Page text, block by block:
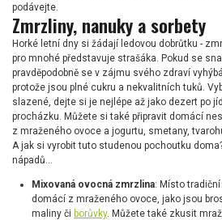
podávejte.
Zmrzliny, nanuky a sorbety
Horké letní dny si žádají ledovou dobrůtku -
pro mnohé představuje strašáka. Pokud se
pravděpodobně se v zájmu svého zdraví
protože jsou plné cukru a nekvalitních tuků.
slazené, dejte si je nejlépe až jako dezert po
procházku. Můžete si také připravit domácí
z mraženého ovoce a jogurtu, smetany,
A jak si vyrobit tuto studenou pochoutku
nápadů…
Mixovaná ovocná zmrzlina: Místo
domácí z mraženého ovoce, jako jsou
maliny či borůvky. Můžete také zkusit